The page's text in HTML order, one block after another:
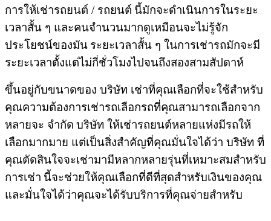
การให้เช่ารถยนต์ / รถยนต์ นี้มักจะดำเนินการในระยะ
เวลาสั้น ๆ และคนจำนวนมากดูเหมือนจะไม่รู้จัก
ประโยชน์ของมัน ระยะเวลาสั้น ๆ ในการเช่ารถมักจะมี
ระยะเวลาตั้งแต่ไม่กี่ชั่วโมงไปจนถึงสองสามสัปดาห์
ขึ้นอยู่กับขนาดของ บริษัท เช่าที่คุณเลือกที่จะใช้สำหรับ
คุณความต้องการเช่ารถเลือกรถที่คุณสามารถเลือกจาก
หลายจะ จำกัด บริษัท ให้เช่ารถยนต์หลายแห่งมีรถให้
เลือกมากมาย แต่เป็นสิ่งสำคัญที่คุณมั่นใจได้ว่า บริษัท ที่
คุณตัดสินใจจะเช่ามามีหลากหลายรุ่นที่เหมาะสมสำหรับ
การเช่า นี้จะช่วยให้คุณเลือกที่ดีที่สุดสำหรับเงินของคุณ
และมั่นใจได้ว่าคุณจะได้รับบริการที่คุณจ่ายสำหรับ